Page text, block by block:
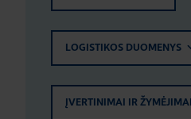
LOGISTIKOS DUOMENYS
ĮVERTINIMAI IR ŽYMĖJIMAI